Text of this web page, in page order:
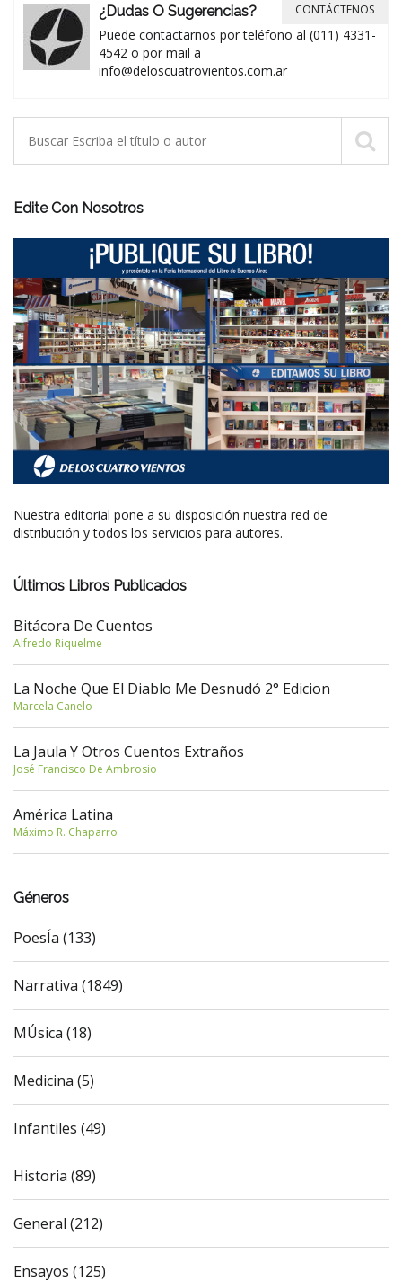
¿Dudas O Sugerencias?
Puede contactarnos por teléfono al (011) 4331-
4542 o por mail a
info@deloscuatrovientos.com.ar
CONTÁCTENOS
Edite Con Nosotros
Nuestra editorial pone a su disposición nuestra red de
distribución y todos los servicios para autores.
Últimos Libros Publicados
Bitácora De Cuentos
Alfredo Riquelme
La Noche Que El Diablo Me Desnudó 2° Edicion
Marcela Canelo
La Jaula Y Otros Cuentos Extraños
José Francisco De Ambrosio
América Latina
Máximo R. Chaparro
Géneros
PoesÍa (133)
Narrativa (1849)
MÚsica (18)
Medicina (5)
Infantiles (49)
Historia (89)
General (212)
Ensayos (125)